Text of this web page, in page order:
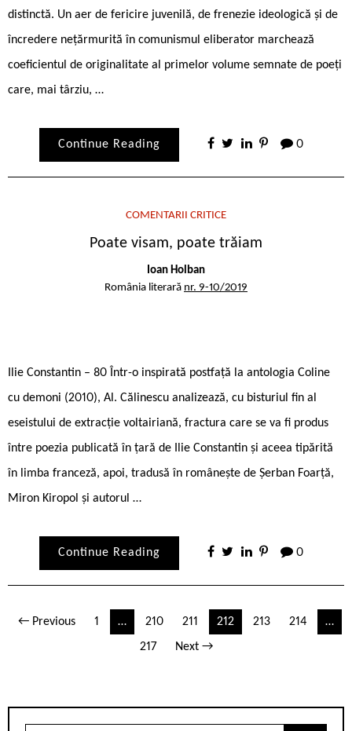
distinctă. Un aer de fericire juvenilă, de frenezie ideologică și de
încredere nețărmurită în comunismul eliberator marchează
coeficientul de originalitate al primelor volume semnate de poeți
care, mai târziu, …
Continue Reading 0
COMENTARII CRITICE
Poate visam, poate trăiam
Ioan Holban
România literară nr. 9-10/2019
Ilie Constantin – 80 Într-o inspirată postfață la antologia Coline
cu demoni (2010), Al. Călinescu analizează, cu bisturiul fin al
eseistului de extracție voltairiană, fractura care se va fi produs
între poezia publicată în țară de Ilie Constantin și aceea tipărită
în limba franceză, apoi, tradusă în românește de Șerban Foarță,
Miron Kiropol și autorul …
Continue Reading 0
Paginație
← Previous 1 … 210 211 212 213 214
…
217
Next →